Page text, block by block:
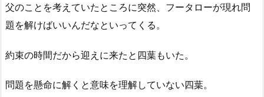
父のことを考えていたところに突然、フータローが現れ問
題を解けばいいんだなといってくる。
約束の時間だから迎えに来たと四葉もいた。
問題を懸命に解くと意味を理解していない四葉。